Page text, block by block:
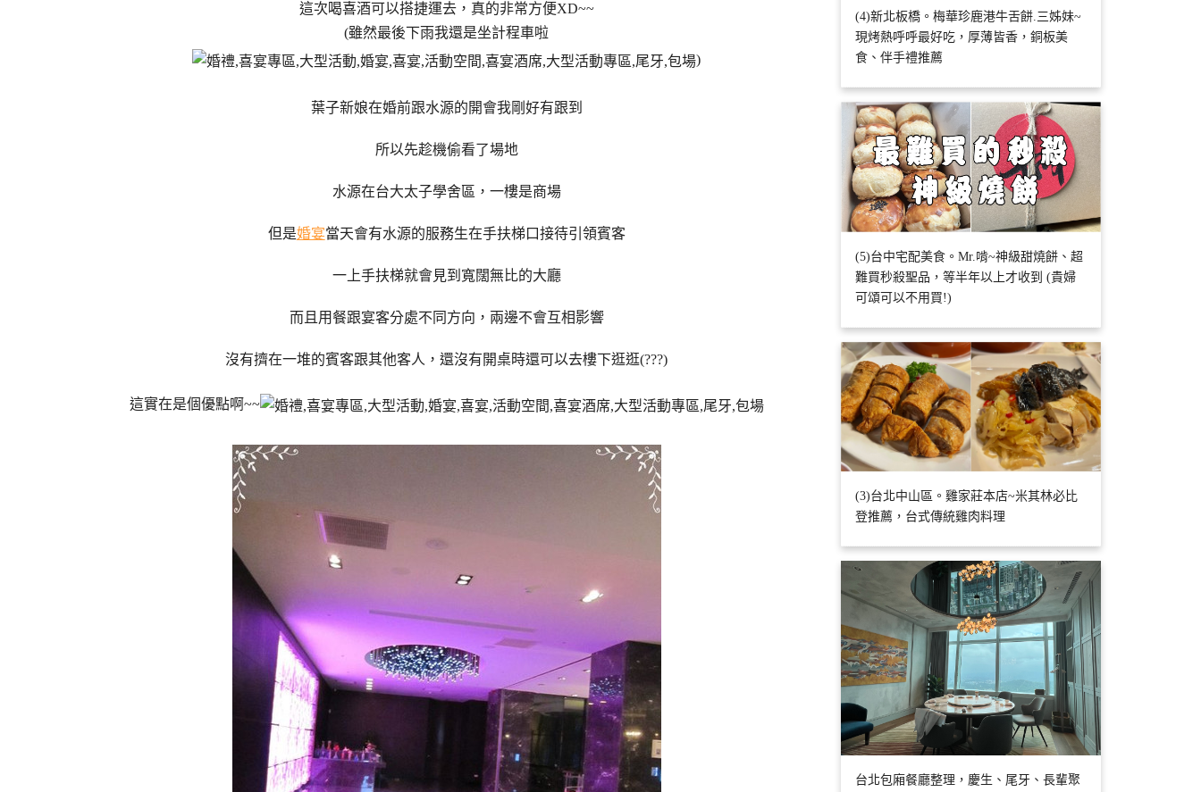
這次喝喜酒可以搭捷運去，真的非常方便XD~~
(雖然最後下雨我還是坐計程車啦
)
葉子新娘在婚前跟水源的開會我剛好有跟到
所以先趁機偷看了場地
水源在台大太子學舍區，一樓是商場
但是婚宴當天會有水源的服務生在手扶梯口接待引領賓客
一上手扶梯就會見到寬闊無比的大廳
而且用餐跟宴客分處不同方向，兩邊不會互相影響
沒有擠在一堆的賓客跟其他客人，還沒有開桌時還可以去樓下逛逛(???)
這實在是個優點啊~~
(4)新北板橋。梅華珍鹿港牛舌餅.三姊妹~
現烤熱呼呼最好吃，厚薄皆香，銅板美
食、伴手禮推薦
(5)台中宅配美食。Mr.啃~神級甜燒餅、超
難買秒殺聖品，等半年以上才收到 (貴婦
可頌可以不用買!)
(3)台北中山區。雞家莊本店~米其林必比
登推薦，台式傳統雞肉料理
台北包廂餐廳整理，慶生、尾牙、長輩聚